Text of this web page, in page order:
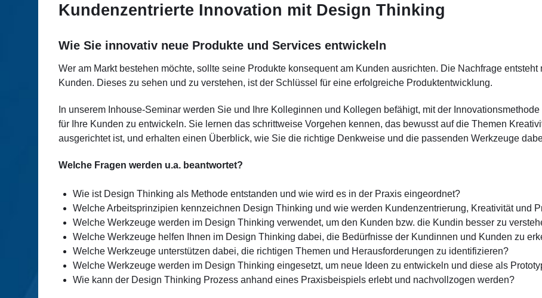
Kundenzentrierte Innovation mit Design Thinking
Wie Sie innovativ neue Produkte und Services entwickeln
Wer am Markt bestehen möchte, sollte seine Produkte konsequent am Kunden ausrichten. Die Nachfrage
Kunden. Dieses zu sehen und zu verstehen, ist der Schlüssel für eine erfolgreiche Produktentwicklung.
In unserem Inhouse-Seminar werden Sie und Ihre Kolleginnen und Kollegen befähigt, mit der
für Ihre Kunden zu entwickeln. Sie lernen das schrittweise Vorgehen kennen, das bewusst auf die Themen
ausgerichtet ist, und erhalten einen Überblick, wie Sie die richtige Denkweise und die passenden Werkzeuge
Welche Fragen werden u.a. beantwortet?
Wie ist Design Thinking als Methode entstanden und wie wird es in der Praxis eingeordnet?
Welche Arbeitsprinzipien kennzeichnen Design Thinking und wie werden Kundenzentrierung, Kreativität und
Welche Werkzeuge werden im Design Thinking verwendet, um den Kunden bzw. die Kundin besser zu
Welche Werkzeuge helfen Ihnen im Design Thinking dabei, die Bedürfnisse der Kundinnen und Kunden zu
Welche Werkzeuge unterstützen dabei, die richtigen Themen und Herausforderungen zu identifizieren?
Welche Werkzeuge werden im Design Thinking eingesetzt, um neue Ideen zu entwickeln und diese als
Wie kann der Design Thinking Prozess anhand eines Praxisbeispiels erlebt und nachvollzogen werden?